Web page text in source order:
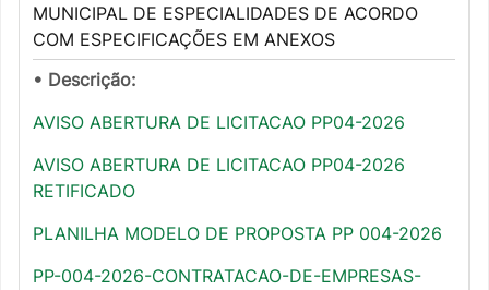
MUNICIPAL DE ESPECIALIDADES DE ACORDO
COM ESPECIFICAÇÕES EM ANEXOS
• Descrição:
AVISO ABERTURA DE LICITACAO PP04-2026
AVISO ABERTURA DE LICITACAO PP04-2026
RETIFICADO
PLANILHA MODELO DE PROPOSTA PP 004-2026
PP-004-2026-CONTRATACAO-DE-EMPRESAS-